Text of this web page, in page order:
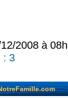
2008 à
: 3